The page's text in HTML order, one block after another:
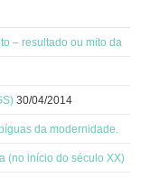
– resultado ou mito da
30/04/2014
da modernidade.
(no início do século XX)